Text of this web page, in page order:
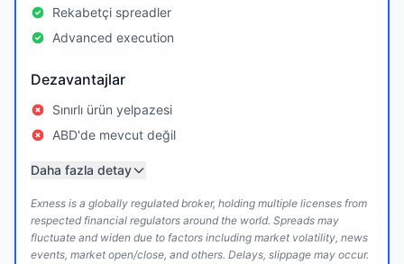
Rekabetçi spreadler
Advanced execution
Dezavantajlar
Sınırlı ürün yelpazesi
ABD'de mevcut değil
Daha fazla detay
Exness is a globally regulated broker, holding multiple licenses from
respected financial regulators around the world. Spreads may
fluctuate and widen due to factors including market volatility, news
events, market open/close, and others. Delays, slippage may occur.